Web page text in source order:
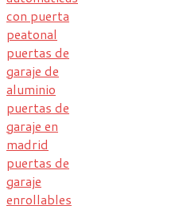
con puerta
peatonal
puertas de
garaje de
aluminio
puertas de
garaje en
madrid
puertas de
garaje
enrollables